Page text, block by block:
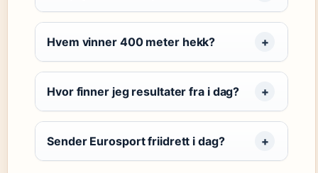
Hvem vinner 400 meter hekk?
Hvor finner jeg resultater fra i dag?
Sender Eurosport friidrett i dag?